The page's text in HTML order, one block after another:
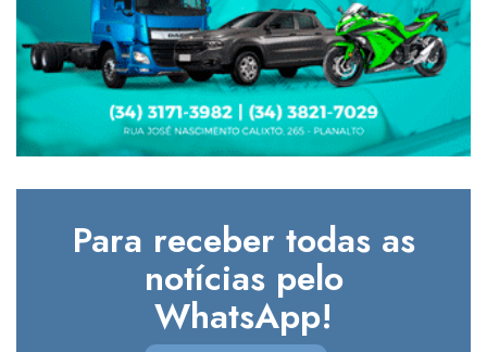
Para receber todas as
notícias pelo
WhatsApp!